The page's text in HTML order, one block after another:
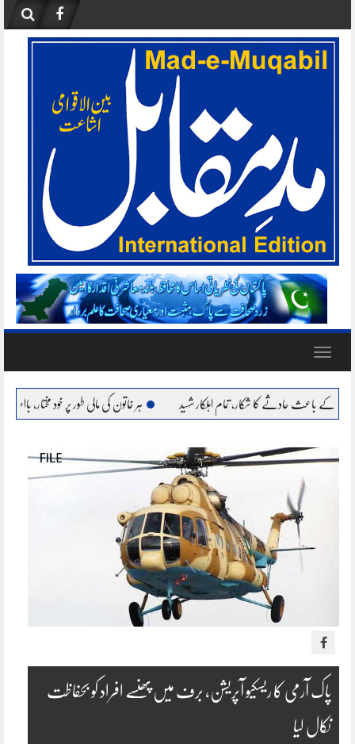
content
Toggle
کا شکار، تمام اہلکار شہید ہر خاتون کی مالی طور پر خود مختار، بااحتیار بنانا ہمارا عزم :
پاک آرمی کا ریسکیو آپریشن، برف میں پھنسے افراد کو بحفاظت
نکال لیا